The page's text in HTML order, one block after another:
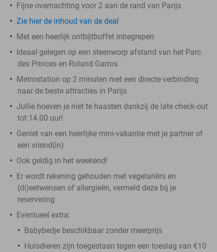
Fijne overnachting voor 2 aan de rand van Parijs
Zie hier de inhoud van de deal
Met een heerlijk ontbijtbuffet inbegrepen
Ideaal gelegen op een steenworp afstand van het Parc
des Princes en Roland Garros
Metrostation op 2 minuten met een directe verbinding
naar de beste attracties in Parijs
Jullie hoeven je niet te haasten dankzij de late check-out
tot 14.00 uur!
Geniet van een heerlijke mini-vakantie met je partner of
een vriend(in)
Ook geldig in het weekend!
Er wordt rekening gehouden met vegetariërs en
(di)eetwensen of allergieën, vermeld deze bij je
reservering
Eventueel extra:
Babybedje beschikbaar zonder meerprijs
Huisdieren zijn toegestaan tegen een toeslag van €10